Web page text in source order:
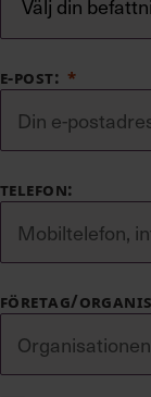
E-POST:
TELEFON:
FÖRETAG/